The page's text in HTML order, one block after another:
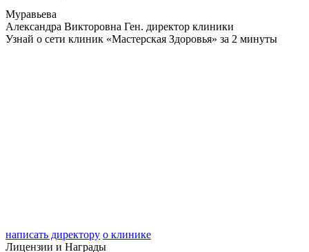
Муравьева
Александра Викторовна Ген. директор клиники
Узнай о сети клиник «Мастерская Здоровья» за 2 минуты
написать директору о клинике
Лицензии и Награды